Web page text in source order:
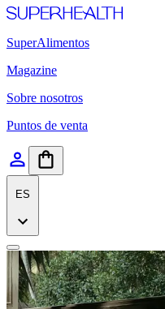
SuperAlimentos
Magazine
Sobre nosotros
Puntos de venta
ES